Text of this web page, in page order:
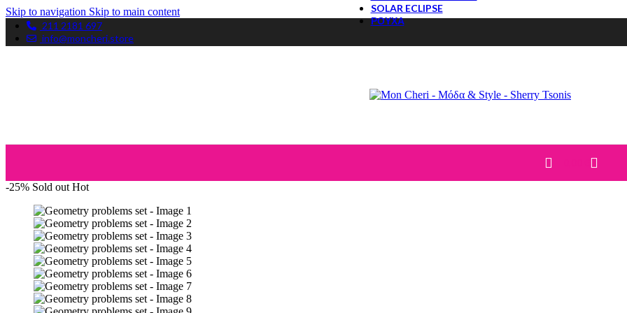
Skip to navigation Skip to main content
211 2181 697
info@moncheri.store
SOLAR ECLIPSE
ΡΟΥΧΑ
ΜΠΛΟΥΖΕΣ
ΠΟΥΛΟΒΕΡ
JEANS
-25% Sold out Hot